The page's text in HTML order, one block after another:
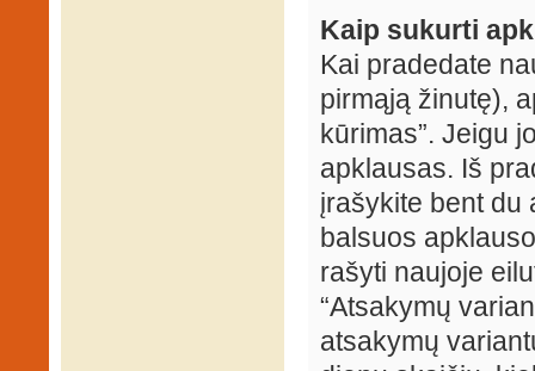
Kaip sukurti
Kai pradedate
pirmąją žinutę),
kūrimas”. Jeigu
apklausas. Iš
įrašykite bent du
balsuos
rašyti naujoje
“Atsakymų
atsakymų